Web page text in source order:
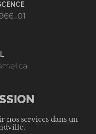
nos services dans un